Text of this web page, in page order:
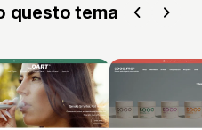
questo tema